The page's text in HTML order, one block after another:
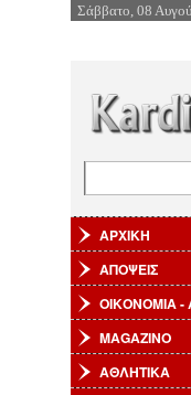
Σάββατο, 08
ΑΡΧΙΚΗ
ΑΠΟΨΕΙΣ
ΟΙΚΟΝΟΜΙΑ -
MAGAZINO
ΑΘΛΗΤΙΚΑ